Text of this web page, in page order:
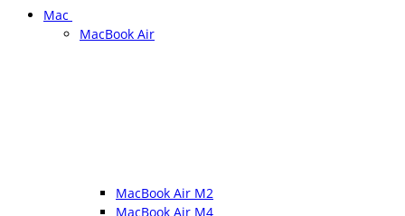
Mac
MacBook Air
MacBook Air M2
MacBook Air M4